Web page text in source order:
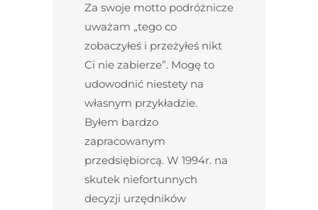
Za swoje motto podróżnicze
uważam „tego co
zobaczyłeś i przeżyłeś nikt
Ci nie zabierze”. Mogę to
udowodnić niestety na
własnym przykładzie.
Byłem bardzo
zapracowanym
przedsiębiorcą. W 1994r. na
skutek niefortunnych
decyzji urzędników